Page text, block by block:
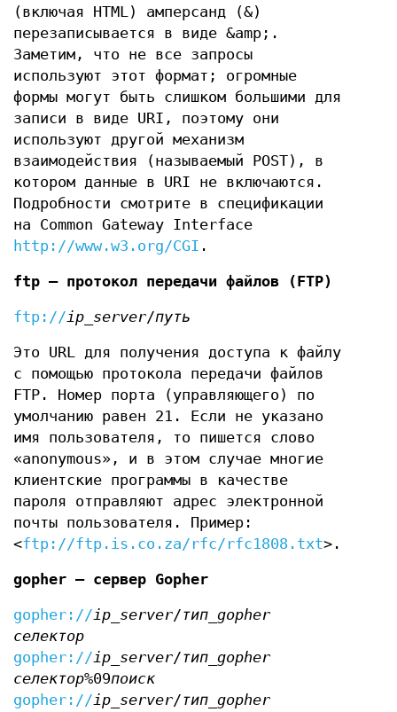
(включая HTML) амперсанд (&)
перезаписывается в виде &amp;.
Заметим, что не все запросы
используют этот формат; огромные
формы могут быть слишком большими для
записи в виде URI, поэтому они
используют другой механизм
взаимодействия (называемый POST), в
котором данные в URI не включаются.
Подробности смотрите в спецификации
на Common Gateway Interface
http://www.w3.org/CGI .
ftp — протокол передачи файлов (FTP)
ftp://ip_server/путь
Это URL для получения доступа к файлу
с помощью протокола передачи файлов
FTP. Номер порта (управляющего) по
умолчанию равен 21. Если не указано
имя пользователя, то пишется слово
«anonymous», и в этом случае многие
клиентские программы в качестве
пароля отправляют адрес электронной
почты пользователя. Пример:
<ftp://ftp.is.co.za/rfc/rfc1808.txt>.
gopher — сервер Gopher
gopher://ip_server/тип_gopher
селектор
gopher://ip_server/тип_gopher
селектор%09поиск
gopher://ip_server/тип_gopher